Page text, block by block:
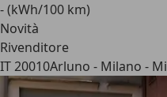
- (kWh/100 km)
Novità
Rivenditore
IT 20010Arluno - Milano - Mi